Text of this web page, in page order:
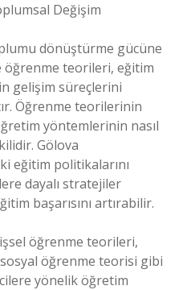
Değişim
dönüştürme gücüne
teorileri, eğitim
gelişim süreçlerini
Öğrenme teorilerinin
yöntemlerinin nasıl
Gölova
eğitim politikalarını
dayalı stratejiler
başarısını artırabilir.
öğrenme teorileri,
öğrenme teorisi gibi
yönelik öğretim